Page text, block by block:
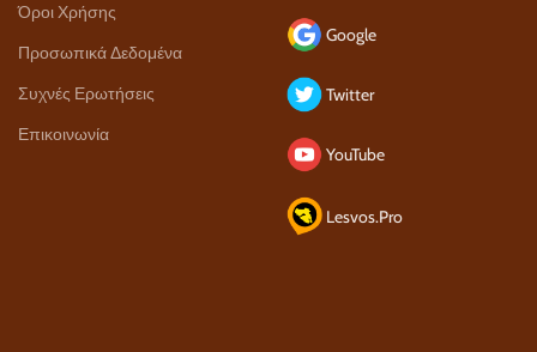
Όροι Χρήσης
Προσωπικά Δεδομένα
Συχνές Ερωτήσεις
Επικοινωνία
Google
Twitter
YouTube
Lesvos.Pro